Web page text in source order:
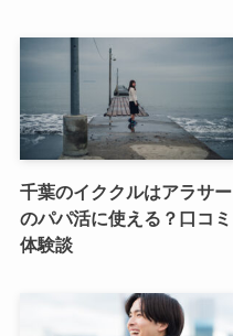
千葉のイククルはアラサー
のパパ活に使える？口コミ
体験談